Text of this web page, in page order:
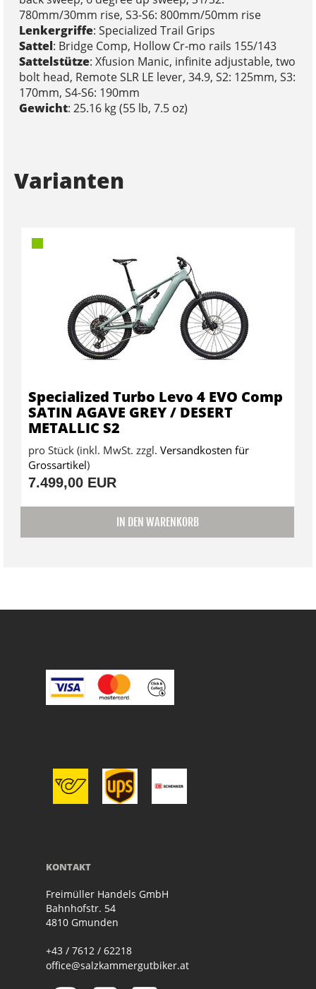
780mm/30mm rise, S3-S6: 800mm/50mm rise
Lenkergriffe: Specialized Trail Grips
Sattel: Bridge Comp, Hollow Cr-mo rails 155/143
Sattelstütze: Xfusion Manic, infinite adjustable, two
bolt head, Remote SLR LE lever, 34.9, S2: 125mm, S3:
170mm, S4-S6: 190mm
Gewicht: 25.16 kg (55 lb, 7.5 oz)
Varianten
Specialized Turbo Levo 4 EVO Comp
SATIN AGAVE GREY / DESERT
METALLIC S2
pro Stück (inkl. MwSt. zzgl. Versandkosten für
Grossartikel)
7.499,00 EUR
IN DEN WARENKORB
KONTAKT
Freimüller Handels GmbH
Bahnhofstr. 54
4810 Gmunden
+43 / 7612 / 62218
office@salzkammergutbiker.at